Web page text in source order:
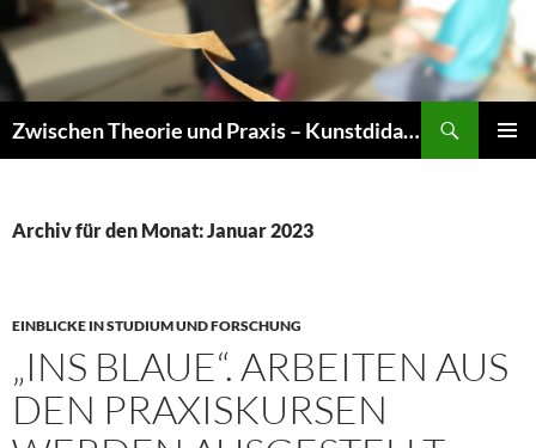
Zum
Inhalt
springen
Zwischen Theorie und Praxis – Kunstdidaktik an der TU Dresden
Archiv für den Monat: Januar 2023
EINBLICKE IN STUDIUM UND FORSCHUNG
„INS BLAUE“. ARBEITEN AUS
DEN PRAXISKURSEN